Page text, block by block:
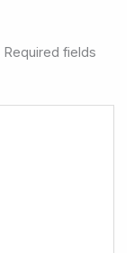
Required fields